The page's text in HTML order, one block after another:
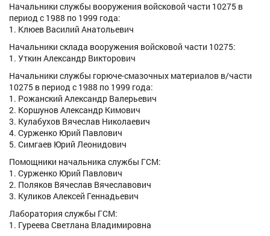
Начальники службы вооружения войсковой части 10275 в
период с 1988 по 1999 года:
1. Клюев Василий Анатольевич
Начальники склада вооружения войсковой части 10275:
1. Уткин Александр Викторович
Начальники службы горюче-смазочных материалов в/части
10275 в период с 1988 по 1999 года:
1. Рожанский Александр Валерьевич
2. Коршунов Александр Кимович
3. Кулабухов Вячеслав Николаевич
4. Сурженко Юрий Павлович
5. Симгаев Юрий Леонидович
Помощники начальника службы ГСМ:
1. Сурженко Юрий Павлович
2. Поляков Вячеслав Вячеславович
3. Куликов Алексей Геннадьевич
Лаборатория службы ГСМ:
1. Гуреева Светлана Владимировна